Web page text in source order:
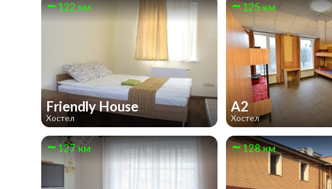
122 км
Friendly House
Хостел
125 км
А2
Хостел
127 км 128 км